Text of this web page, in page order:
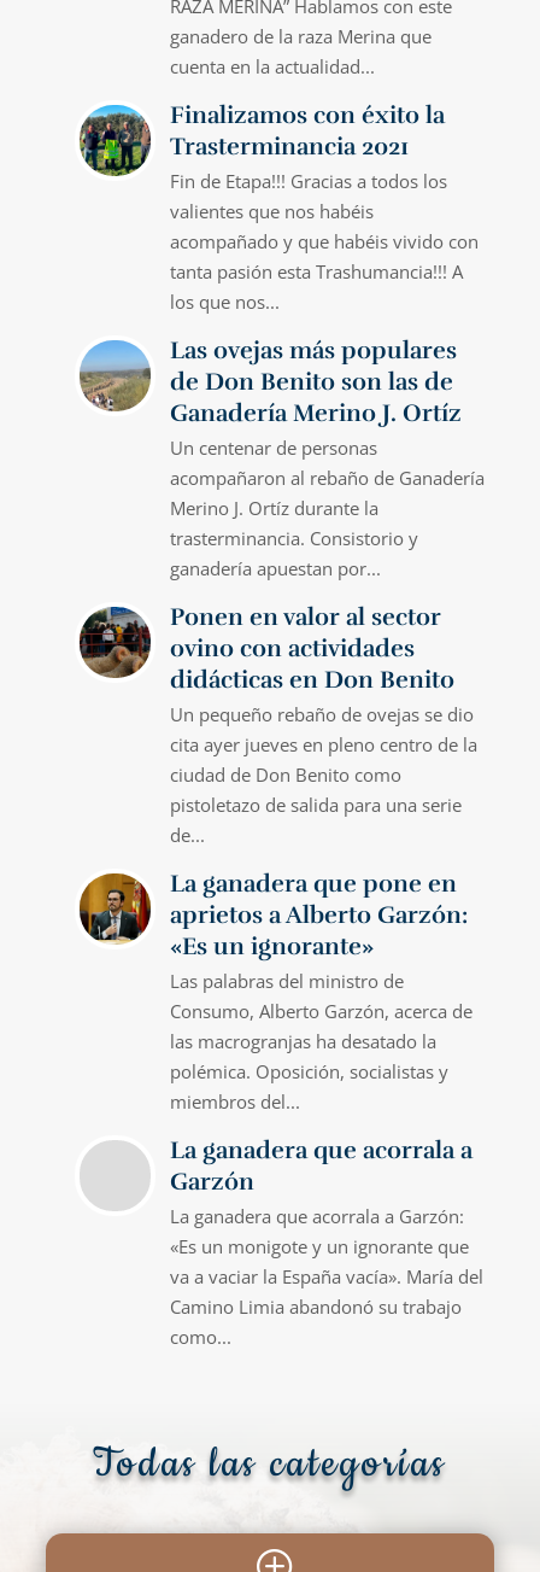
RAZA MERINA” Hablamos con este
ganadero de la raza Merina que
cuenta en la actualidad...
Finalizamos con éxito la
Trasterminancia 2021
Fin de Etapa!!! Gracias a todos los
valientes que nos habéis
acompañado y que habéis vivido con
tanta pasión esta Trashumancia!!! A
los que nos...
Las ovejas más populares
de Don Benito son las de
Ganadería Merino J. Ortíz
Un centenar de personas
acompañaron al rebaño de Ganadería
Merino J. Ortíz durante la
trasterminancia. Consistorio y
ganadería apuestan por...
Ponen en valor al sector
ovino con actividades
didácticas en Don Benito
Un pequeño rebaño de ovejas se dio
cita ayer jueves en pleno centro de la
ciudad de Don Benito como
pistoletazo de salida para una serie
de...
La ganadera que pone en
aprietos a Alberto Garzón:
«Es un ignorante»
Las palabras del ministro de
Consumo, Alberto Garzón, acerca de
las macrogranjas ha desatado la
polémica. Oposición, socialistas y
miembros del...
La ganadera que acorrala a
Garzón
La ganadera que acorrala a Garzón:
«Es un monigote y un ignorante que
va a vaciar la España vacía». María del
Camino Limia abandonó su trabajo
como...
Todas las categorías